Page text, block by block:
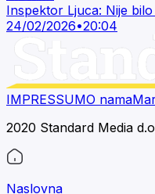
Inspektor Ljuca: Nije
24/02/2026•20:04
IMPRESSUMO nama
2020 Standard Media
Naslovna